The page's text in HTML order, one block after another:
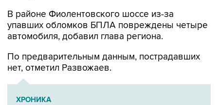
В районе Фиолентовского шоссе из-за
упавших обломков БПЛА повреждены четыре
автомобиля, добавил глава региона.
По предварительным данным, пострадавших
нет, отметил Развожаев.
ХРОНИКА